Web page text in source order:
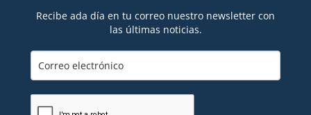
Recibe ada día en tu correo nuestro newsletter con
las últimas noticias.